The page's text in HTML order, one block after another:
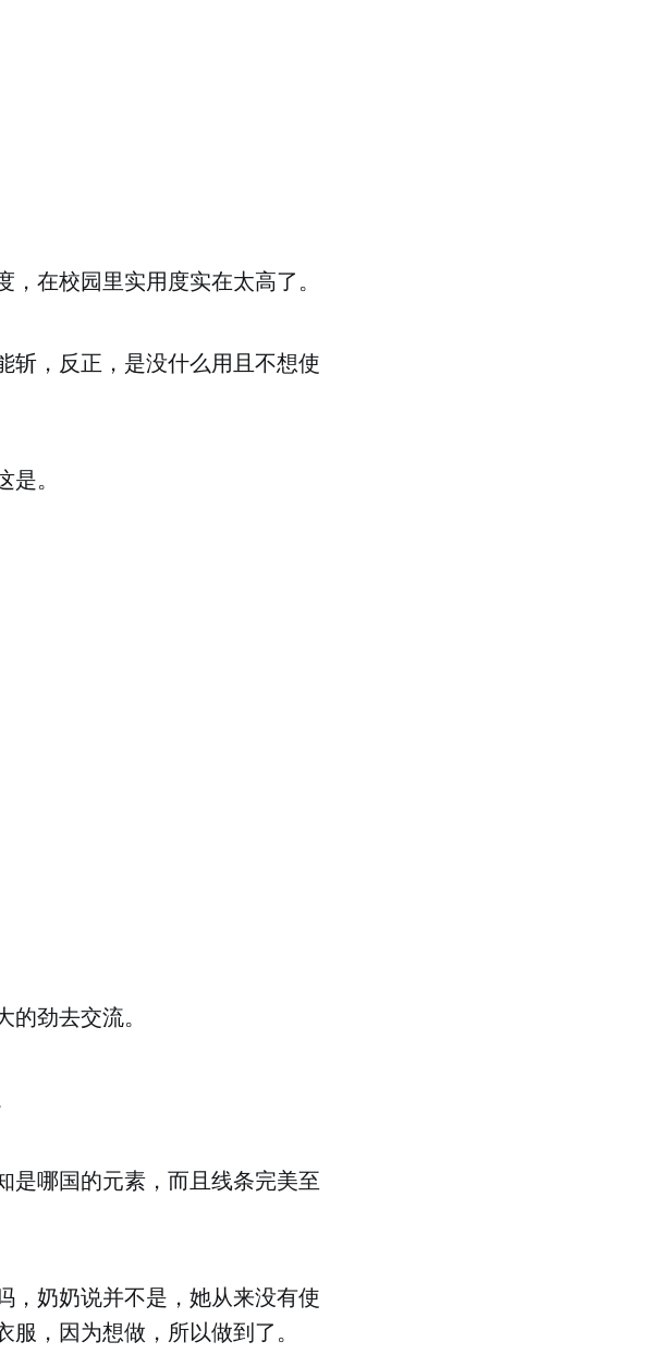
在校园里实用度实在太高了。
斩，反正，是没什么用且不想使
。
劲去交流。
是哪国的元素，而且线条完美至
，奶奶说并不是，她从来没有使
，因为想做，所以做到了。